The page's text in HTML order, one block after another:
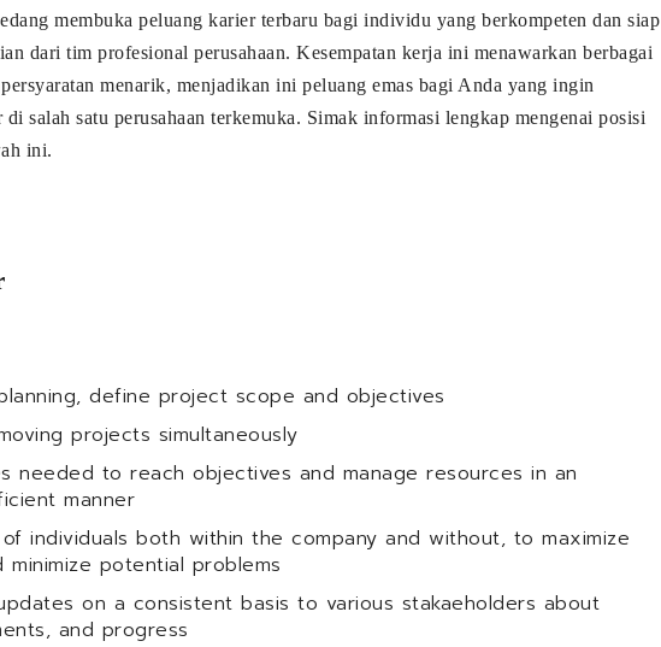
membuka peluang karier terbaru bagi individu yang berkompeten dan siap
dari tim profesional perusahaan. Kesempatan kerja ini menawarkan berbagai
menarik, menjadikan ini peluang emas bagi Anda yang ingin
di salah satu perusahaan terkemuka. Simak informasi lengkap mengenai posisi
ini.
define project scope and objectives
projects simultaneously
needed to reach objectives and manage resources in an
manner
individuals both within the company and without, to maximize
potential problems
on a consistent basis to various stakaeholders about
and progress